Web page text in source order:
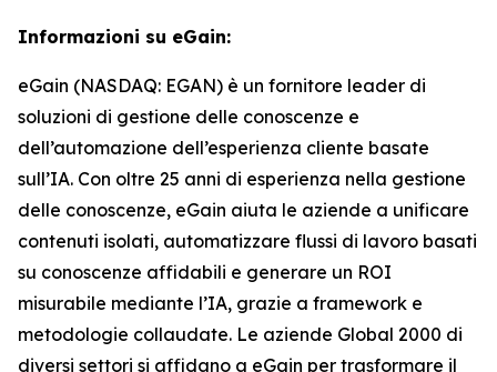
Informazioni su eGain:
eGain (NASDAQ: EGAN) è un fornitore leader di
soluzioni di gestione delle conoscenze e
dell’automazione dell’esperienza cliente basate
sull’IA. Con oltre 25 anni di esperienza nella gestione
delle conoscenze, eGain aiuta le aziende a unificare
contenuti isolati, automatizzare flussi di lavoro basati
su conoscenze affidabili e generare un ROI
misurabile mediante l’IA, grazie a framework e
metodologie collaudate. Le aziende Global 2000 di
diversi settori si affidano a eGain per trasformare il